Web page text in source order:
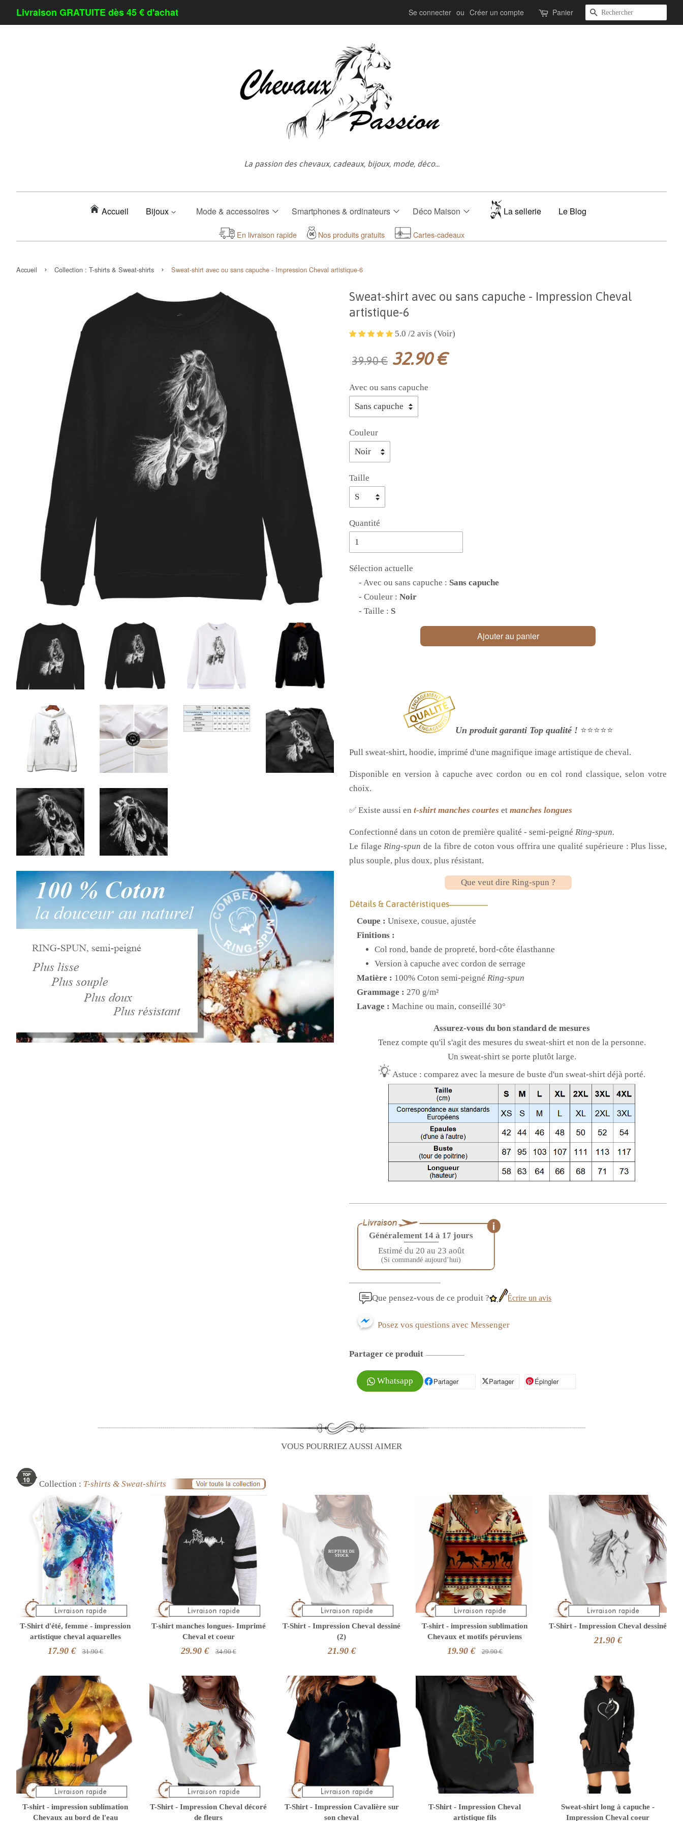
Livraison GRATUITE dès 45 € d'achat Se connecter ou Créer un compte Panier Recherche
La passion des chevaux, cadeaux, bijoux, mode, déco...
Accueil Bijoux Mode & accessoires Smartphones & ordinateurs Déco Maison La sellerie Le Blog
En livraison rapide Nos produits gratuits Cartes-cadeaux
Accueil › Collection : T-shirts & Sweat-shirts › Sweat-shirt avec ou sans capuche - Impression Cheval artistique-6
Sweat-shirt avec ou sans capuche - Impression Cheval
artistique-6
5.0 /2 avis (Voir)
39.90 € 32.90 €
Avec ou sans capuche
Couleur
Taille
Quantité
Sélection actuelle
- Avec ou sans capuche : Sans capuche
- Couleur : Noir
- Taille : S
Ajouter au panier
Un produit garanti Top qualité ! ⭐⭐⭐⭐⭐
Pull sweat-shirt, hoodie, imprimé d'une magnifique image artistique de cheval.
Disponible en version à capuche avec cordon ou en col rond classique, selon votre
choix.
✅ Existe aussi en t-shirt manches courtes et manches longues
Confectionné dans un coton de première qualité - semi-peigné Ring-spun.
Le filageRing-spun de la fibre de coton vous offrira une qualité supérieure : Plus lisse,
plus souple, plus doux, plus résistant.
Que veut dire Ring-spun ?
Détails & Caractéristiques
Coupe : Unisexe, cousue, ajustée
Finitions :
Col rond, bande de propreté, bord-côte élasthanne
Version à capuche avec cordon de serrage
Matière : 100% Coton semi-peigné Ring-spun
Grammage : 270 g/m²
Lavage : Machine ou main, conseillé 30°
Assurez-vous du bon standard de mesures
Tenez compte qu'il s'agit des mesures du sweat-shirt et non de la personne.
Un sweat-shirt se porte plutôt large.
Astuce : comparez avec la mesure de buste d'un sweat-shirt déjà porté.
Généralement 14 à 17 jours
————
Estimé du 20 au 23 août
(Si commandé aujourd’hui)
Que pensez-vous de ce produit ? Écrire un avis
Posez vos questions avec Messenger
Partager ce produit
Whatsapp PartagerPartager sur Facebook
Partager
Partager sur XÉpinglerÉpingler sur Pinterest
VOUS POURRIEZ AUSSI AIMER
Collection : T-shirts & Sweat-shirts
T-Shirt d'été, femme - impression
artistique cheval aquarelles
17.90 € 31.90 €
T-shirt manches longues- Imprimé
Cheval et coeur
29.90 € 34.90 €
RUPTURE DE
STOCK
T-Shirt - Impression Cheval dessiné
(2)
21.90 €
T-shirt - impression sublimation
Chevaux et motifs péruviens
19.90 € 29.90 €
T-Shirt - Impression Cheval dessiné
21.90 €
T-shirt - impression sublimation
Chevaux au bord de l'eau
T-Shirt - Impression Cheval décoré
de fleurs
T-Shirt - Impression Cavalière sur
son cheval
T-Shirt - Impression Cheval
artistique fils
Sweat-shirt long à capuche -
Impression Cheval coeur